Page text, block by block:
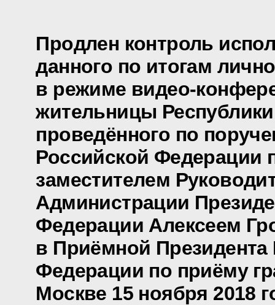
Продлен контроль
данного по итогам
в режиме видео-
жительницы
проведённого по
Российской Федерации
заместителем
Администрации
Федерации Алексеем
в Приёмной Президента
Федерации по приёму
Москве 15 ноября 2018